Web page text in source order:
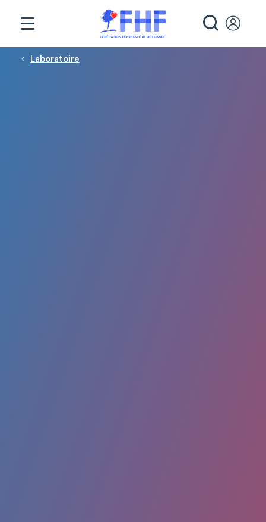
Fil d'Ariane
Laboratoire
Panneau de gestion des cookies